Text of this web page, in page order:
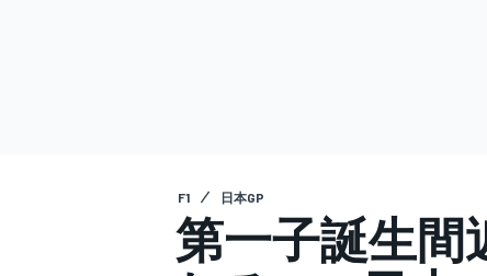
F1 日本GP
第一子誕生間